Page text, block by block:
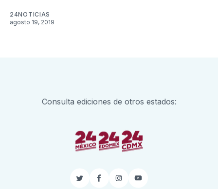
24NOTICIAS
agosto 19, 2019
Consulta ediciones de otros estados:
TwitterFacebook
InstagramYouTube